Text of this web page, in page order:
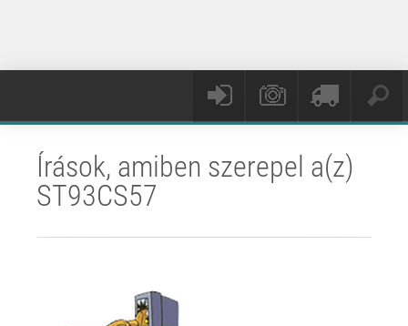
Írások, amiben szerepel a(z)
ST93CS57